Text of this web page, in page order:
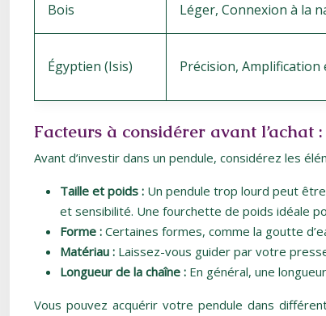
Bois Léger, Connexion à la
Égyptien (Isis) Précision,
Facteurs à considérer avant l’achat :
Avant d’investir dans un pendule, considérez les
Taille et poids : Un pendule trop lourd peut
et sensibilité. Une fourchette de poids idéale
Forme : Certaines formes, comme la goutte
Matériau : Laissez-vous guider par votre
Longueur de la chaîne : En général, une
Vous pouvez acquérir votre pendule dans